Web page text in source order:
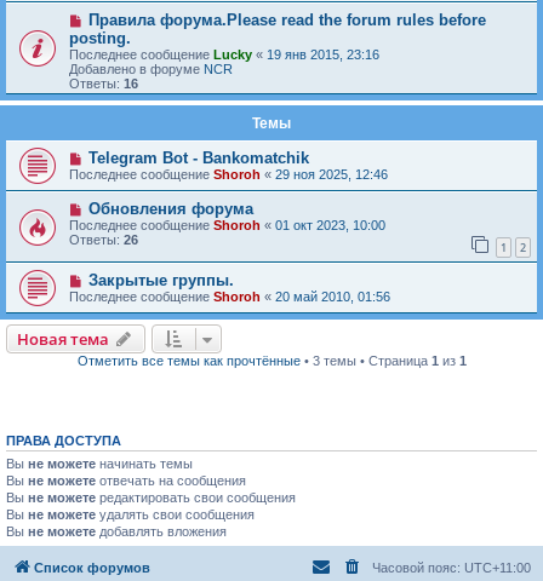
Правила форума.Please read the forum rules before
posting.
Последнее сообщение Lucky « 19 янв 2015, 23:16
Добавлено в форуме NCR
Ответы: 16
Темы
Telegram Bot - Bankomatchik
Последнее сообщение Shoroh « 29 ноя 2025, 12:46
Обновления форума
Последнее сообщение Shoroh « 01 окт 2023, 10:00
Ответы: 26 1 2
Закрытые группы.
Последнее сообщение Shoroh « 20 май 2010, 01:56
Новая тема
Новаятема
Отметить все темы как прочтённые• 3 темы • Страница 1 из 1
ПРАВА ДОСТУПА
Вы не можете начинать темы
Вы не можете отвечать на сообщения
Вы не можете редактировать свои сообщения
Вы не можете удалять свои сообщения
Вы не можете добавлять вложения
Список форумов Часовой пояс: UTC+11:00